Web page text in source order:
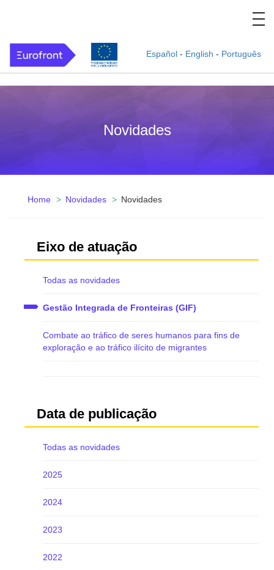
Español - English - Português
Novidades
Home Novidades Novidades
Eixo de atuação
Todas as novidades
Gestão Integrada de Fronteiras (GIF)
Combate ao tráfico de seres humanos para fins de
exploração e ao tráfico ilícito de migrantes
Data de publicação
Todas as novidades
2025
2024
2023
2022